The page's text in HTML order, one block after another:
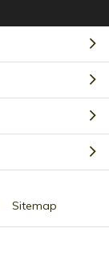
Sitemap